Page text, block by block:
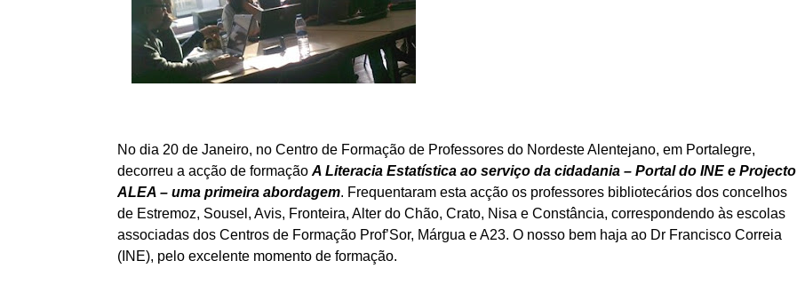
No dia 20 de Janeiro, no Centro de Formação de Professores do Nordeste Alentejano, em Portalegre,
decorreu a acção de formação A Literacia Estatística ao serviço da cidadania – Portal do INE e Projecto
ALEA – uma primeira abordagem. Frequentaram esta acção os professores bibliotecários dos concelhos
de Estremoz, Sousel, Avis, Fronteira, Alter do Chão, Crato, Nisa e Constância, correspondendo às escolas
associadas dos Centros de Formação Prof’Sor, Márgua e A23. O nosso bem haja ao Dr Francisco Correia
(INE), pelo excelente momento de formação.